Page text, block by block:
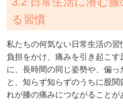
る習慣
私たちの何気ない日常生活の
負担をかけ、痛みを引き起こ
に、長時間の同じ姿勢や、偏
と、知らず知らずのうちに股
れが膝の痛みにつながることが